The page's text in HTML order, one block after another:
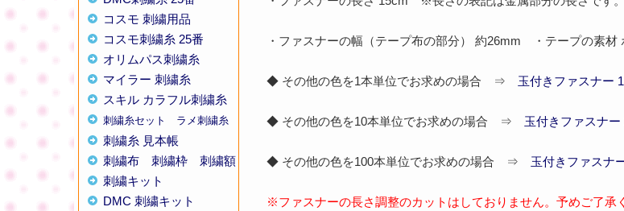
コスモ 刺繍用品
コスモ刺繍糸 25番
オリムパス刺繍糸
マイラー 刺繍糸
スキル カラフル刺繍糸
刺繍糸セット ラメ刺繍糸
刺繍糸 見本帳
刺繍布
刺繍枠
刺繍額
刺繍キット
DMC 刺繍キット
・ファスナーの幅（テープ布の部分） 約26mm ・テープの素
◆ その他の色を1本単位でお求めの場合 ⇒ 玉付きファスナー
◆ その他の色を10本単位でお求めの場合 ⇒ 玉付きファスナ
◆ その他の色を100本単位でお求めの場合 ⇒ 玉付きファスナ
※ファスナーの長さ調整のカットはしておりません。予めご了承